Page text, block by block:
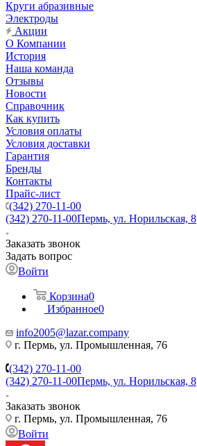
Круги абразивные
Электроды
Акции
О Компании
История
Наша команда
Отзывы
Новости
Справочник
Как купить
Условия оплаты
Условия доставки
Гарантия
Бренды
Контакты
Прайс-лист
(342) 270-11-00
(342) 270-11-00Пермь, ул. Норильская, 8
Заказать звонок
Задать вопрос
Войти
Корзина0
Избранное0
info2005@lazar.company
г. Пермь, ул. Промышленная, 76
(342) 270-11-00
(342) 270-11-00Пермь, ул. Норильская, 8
Заказать звонок
г. Пермь, ул. Промышленная, 76
Войти